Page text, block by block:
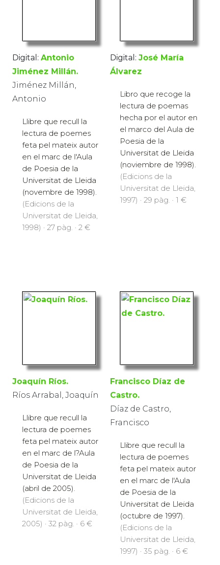
Digital: Antonio
Jiménez Millán.
Jiménez Millán,
Antonio
Llibre que recull la
lectura de poemes
feta pel mateix autor
en el marc de l'Aula
de Poesia de la
Universitat de Lleida
(novembre de 1998).
(Edicions de la
Universitat de Lleida,
1998) · 27 pàg. · 2 €
Digital: José María
Álvarez
Libro que recoge la
lectura de poemas
hecha por el autor en
el marco del Aula de
Poesia de la
Universitat de Lleida
(noviembre de 1998).
(Edicions de la
Universitat de Lleida,
1997) · 29 pàg. · 1 €
Joaquín Ríos.
Ríos Arrabal, Joaquín
Llibre que recull la
lectura de poemes
feta pel mateix autor
en el marc de l?Aula
de Poesia de la
Universitat de Lleida
(abril de 2005).
(Edicions de la
Universitat de Lleida,
2005) · 32 pàg. · 6 €
Francisco Díaz de
Castro.
Díaz de Castro,
Francisco
Llibre que recull la
lectura de poemes
feta pel mateix autor
en el marc de l'Aula
de Poesia de la
Universitat de Lleida
(octubre de 1997).
(Edicions de la
Universitat de Lleida,
1997) · 35 pàg. · 6 €